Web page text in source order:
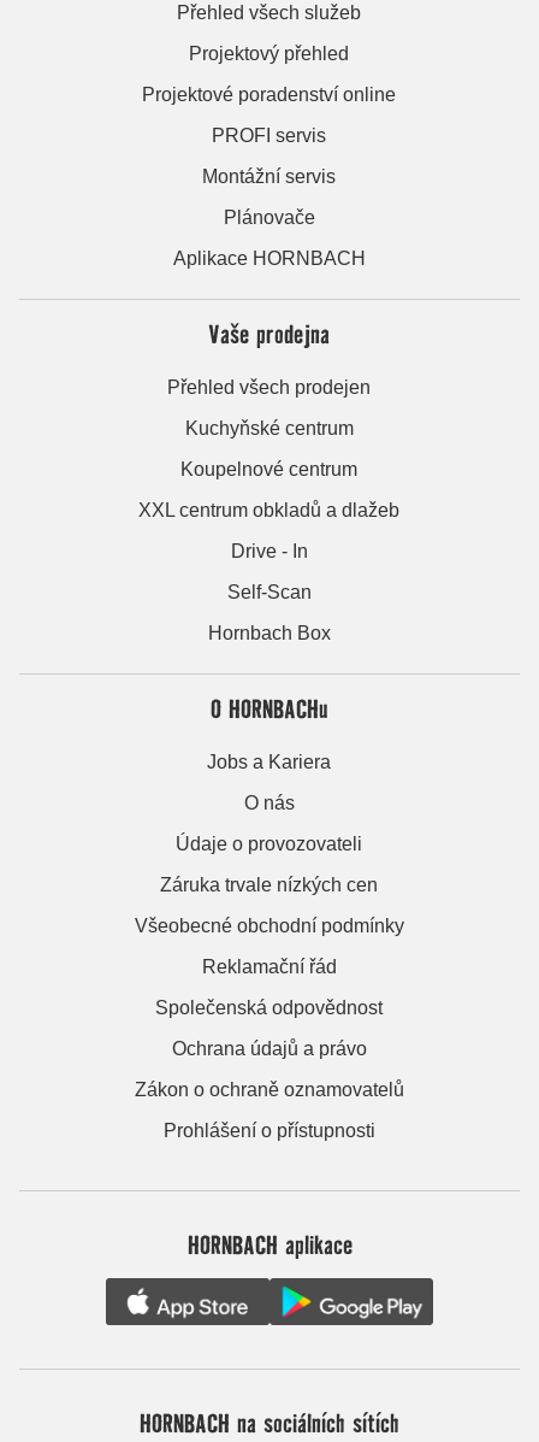
Přehled všech služeb
Projektový přehled
Projektové poradenství online
PROFI servis
Montážní servis
Plánovače
Aplikace HORNBACH
Vaše prodejna
Přehled všech prodejen
Kuchyňské centrum
Koupelnové centrum
XXL centrum obkladů a dlažeb
Drive - In
Self-Scan
Hornbach Box
O HORNBACHu
Jobs a Kariera
O nás
Údaje o provozovateli
Záruka trvale nízkých cen
Všeobecné obchodní podmínky
Reklamační řád
Společenská odpovědnost
Ochrana údajů a právo
Zákon o ochraně oznamovatelů
Prohlášení o přístupnosti
HORNBACH aplikace
HORNBACH na sociálních sítích